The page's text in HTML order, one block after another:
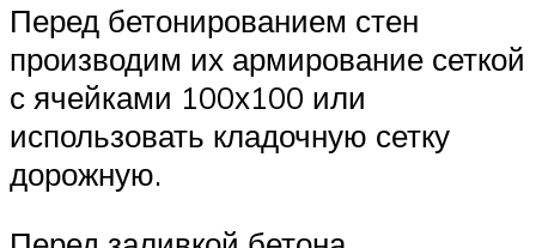
Перед бетонированием стен
производим их армирование сеткой
с ячейками 100х100 или
использовать кладочную сетку
дорожную.